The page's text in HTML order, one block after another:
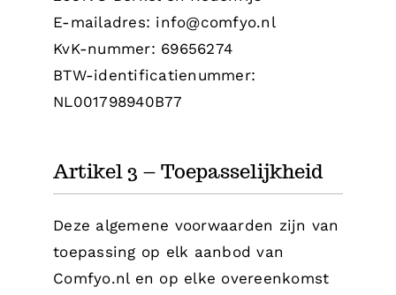
E-mailadres: info@comfyo.nl
KvK-nummer: 69656274
BTW-identificatienummer:
NL001798940B77
Artikel 3 – Toepasselijkheid
Deze algemene voorwaarden zijn van
toepassing op elk aanbod van
Comfyo.nl en op elke overeenkomst